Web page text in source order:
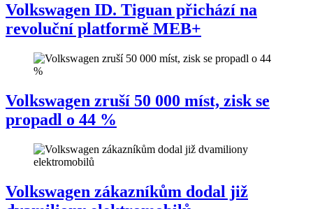
Volkswagen ID. Tiguan přichází na
revoluční platformě MEB+
Volkswagen zruší 50 000 míst, zisk se
propadl o 44 %
Volkswagen zákazníkům dodal již